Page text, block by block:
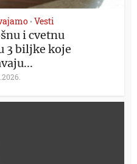
• Vesti
i cvetnu
3 biljke koje